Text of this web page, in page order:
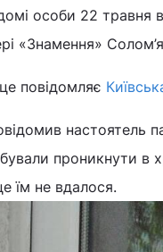
особи 22 травня
«Знамення»
повідомляє
настоятель
проникнути в
їм не вдалося.